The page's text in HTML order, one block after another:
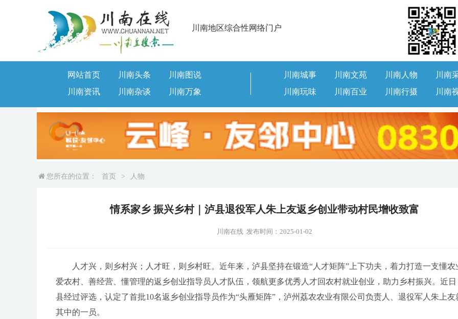
川南地区综合性网络门户
网站首页 川南头条
川南图说
川南资讯
川南杂谈 川南万象
川南城事 川南文苑 川南人物
川南
川南玩味
川南百业 川南行摄 川南
您所在的位置： 首页 > 人物
情系家乡 振兴乡村｜泸县退役军人朱上友返乡创业带动村民增收致富
川南在线 发布时间：2025-01-02
人才兴，则乡村兴；人才旺，则乡村旺。近年来，泸县坚持在锻造“人才矩阵”上下功夫，着力打造一支懂农
爱农村、善经营、懂管理的返乡创业指导员人才队伍，领航更多优秀人才回农村就业创业，助力乡村振兴。近
县经过评选，认定了首批10名返乡创业指导员作为“头雁矩阵”，泸州荔农农业有限公司负责人、退役军人朱上友
其中的一员。